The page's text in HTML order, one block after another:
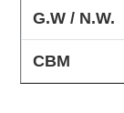
G.W / N.W.
CBM